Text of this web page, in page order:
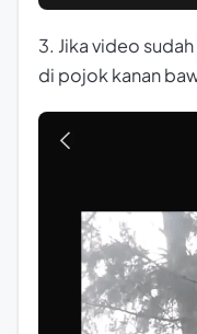
3. Jika video
di pojok kanan